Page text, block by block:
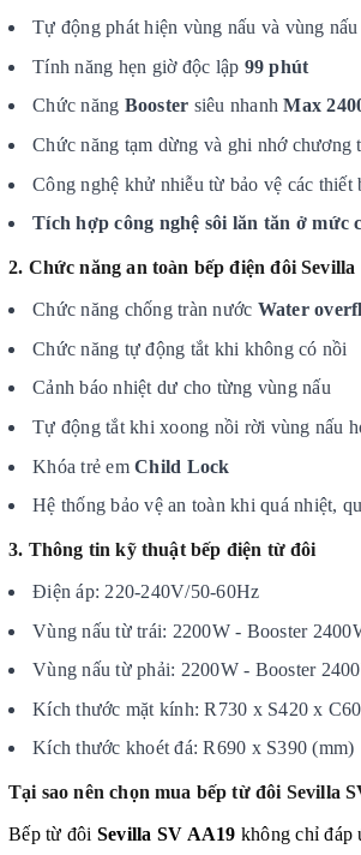
Tự động phát hiện vùng nấu và vùng
Tính năng hẹn giờ độc lập 99 phút
Chức năng Booster siêu nhanhMax
Chức năng tạm dừng và ghi nhớ chương
Công nghệ khử nhiễu từ bảo vệ các thiết
Tích hợp công nghệ sôi lăn tăn ở mức
2. Chức năng an toàn bếp điện đôi Sevilla
Chức năng chống tràn nước Water
Chức năng tự động tắt khi không có nồi
Cảnh báo nhiệt dư cho từng vùng nấu
Tự động tắt khi xoong nồi rời vùng nấu
Khóa trẻ em Child Lock
Hệ thống bảo vệ an toàn khi quá nhiệt,
3. Thông tin kỹ thuật bếp điện từ đôi
Điện áp: 220-240V/50-60Hz
Vùng nấu từ trái: 2200W - Booster
Vùng nấu từ phải: 2200W - Booster
Kích thước mặt kính: R730 x S420 x
Kích thước khoét đá: R690 x S390 (mm)
Tại sao nên chọn mua bếp từ đôi Sevilla
Bếp từ đôi Sevilla SV AA19 không chỉ đáp